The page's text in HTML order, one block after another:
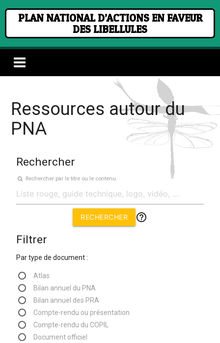
PLAN NATIONAL D’ACTIONS EN FAVEUR
DES LIBELLULES
Ressources autour du
PNA
Rechercher
Rechercher par le titre ou le contenu
help_outline
Filtrer
Par type de document :
Atlas
Bilan annuel du PNA
Bilan annuel des PRA
Compte-rendu ou présentation
Compte-rendu du COPIL
Document officiel